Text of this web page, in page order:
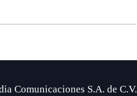
Comunicaciones S.A. de C.V.